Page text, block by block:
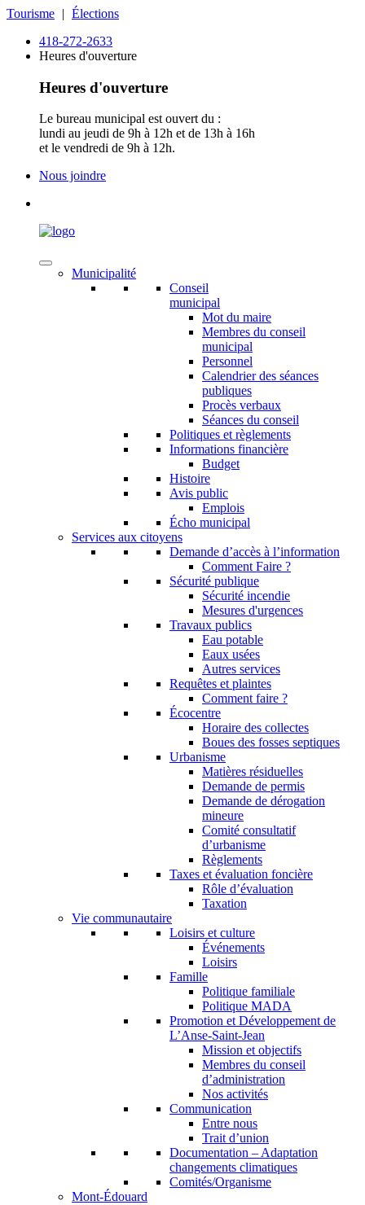
Tourisme | Élections
418-272-2633
Heures d'ouverture
Heures d'ouverture
Le bureau municipal est ouvert du :
lundi au jeudi de 9h à 12h et de 13h à 16h
et le vendredi de 9h à 12h.
Nous joindre
Municipalité
Conseil
municipal
Mot du maire
Membres du conseil
municipal
Personnel
Calendrier des séances
publiques
Procès verbaux
Séances du conseil
Politiques et règlements
Informations financière
Budget
Histoire
Avis public
Emplois
Écho municipal
Services aux citoyens
Demande d’accès à l’information
Comment Faire ?
Sécurité publique
Sécurité incendie
Mesures d'urgences
Travaux publics
Eau potable
Eaux usées
Autres services
Requêtes et plaintes
Comment faire ?
Écocentre
Horaire des collectes
Boues des fosses septiques
Urbanisme
Matières résiduelles
Demande de permis
Demande de dérogation
mineure
Comité consultatif
d’urbanisme
Règlements
Taxes et évaluation foncière
Rôle d’évaluation
Taxation
Vie communautaire
Loisirs et culture
Événements
Loisirs
Famille
Politique familiale
Politique MADA
Promotion et Développement de
L’Anse-Saint-Jean
Mission et objectifs
Membres du conseil
d’administration
Nos activités
Communication
Entre nous
Trait d’union
Documentation – Adaptation
changements climatiques
Comités/Organisme
Mont-Édouard